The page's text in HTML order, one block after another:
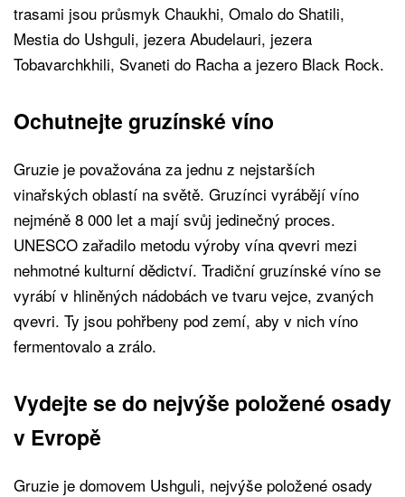
trasami jsou průsmyk Chaukhi, Omalo do Shatili,
Mestia do Ushguli, jezera Abudelauri, jezera
Tobavarchkhili, Svaneti do Racha a jezero Black Rock.
Ochutnejte gruzínské víno
Gruzie je považována za jednu z nejstarších
vinařských oblastí na světě. Gruzínci vyrábějí víno
nejméně 8 000 let a mají svůj jedinečný proces.
UNESCO zařadilo metodu výroby vína qvevri mezi
nehmotné kulturní dědictví. Tradiční gruzínské víno se
vyrábí v hliněných nádobách ve tvaru vejce, zvaných
qvevri. Ty jsou pohřbeny pod zemí, aby v nich víno
fermentovalo a zrálo.
Vydejte se do nejvýše položené osady
v Evropě
Gruzie je domovem Ushguli, nejvýše položené osady